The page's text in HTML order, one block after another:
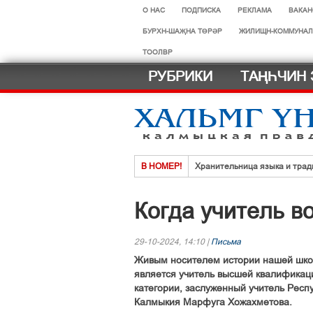
О НАС ПОДПИСКА РЕКЛАМА
БУРХН-ШАҖНА ТӨРӘР ЖИЛИЩН-
ТООЛВР
РУБРИКИ ТАҢҺЧИН
В НОМЕР! Хранительница языка и
Көдәрҗәдг һазрт олзлх
МАСТЕР-КЛАСС ДЛЯ
Когда учитель
29-10-2024, 14:10 | Письма
Живым носителем истории нашей
является учитель высшей
категории, заслуженный учитель
Калмыкия Марфуга Хожахметова.